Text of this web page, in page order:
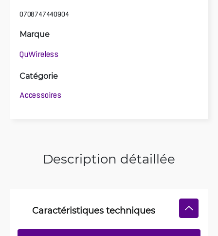
0708747440904
Marque
QuWireless
Catégorie
Accessoires
Description détaillée
Caractéristiques techniques